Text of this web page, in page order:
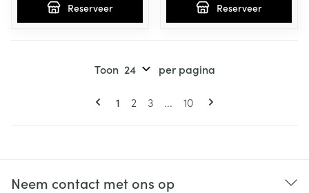
Reserveer Reserveer
Pagina's
U lees momenteel pagina
1 Pagina
2 Pagina
3 ... Pagina
10
Toon per pagina
Neem contact met ons op